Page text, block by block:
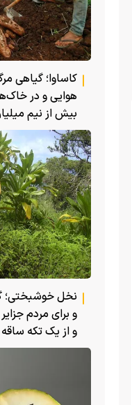
کاساوا؛ گیاهی
هوایی و در
بیش از نیم
نخل خوشبختی؛
و برای مردم
و از یک تکه